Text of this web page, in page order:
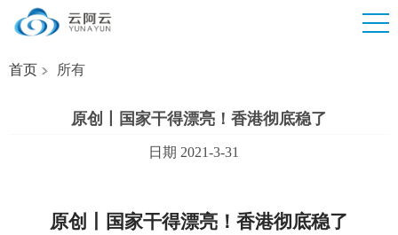
首页 所有
原创丨国家干得漂亮！香港彻底稳了
日期 2021-3-31
原创丨国家干得漂亮！香港彻底稳了